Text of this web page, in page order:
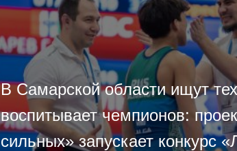
В Самарской области ищут
воспитывает чемпионов:
сильных» запускает конкурс